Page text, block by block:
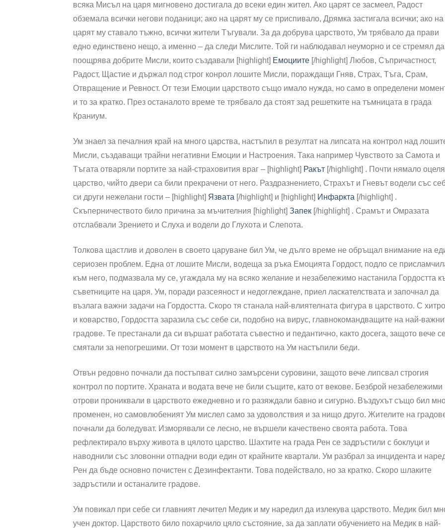
всяка Мисъл на царя мигновено достигала до всеки един жител. Ако царят се засмеел, Радост
обземала всички негови поданици; ако на царят му се приспивало, Дрямка застигала всички; ако на
царят му ставало тъжно, всички жители Тъгували. За да добрува царството, Ум трябвало да прави
едно единствено нещо, а именно – да следи Мислите. Той ги наблюдавал неуморно и се стремял да
поощрява добрите Мисли, които създавали [highlight] Емоциите [/highlight] Любов, Съпричастност,
Радост, Щастие и държал под строг конрол лошите Мисли, пораждащи Гняв, Страх, Тъга, Срам,
Отвращение и Ревност. От тези Емоции царството също имало нужда, но само в определени
и то за кратко. През останалото време те трябвало да стоят зад решетките на тъмницата в града
Краниум.
Ум знаел за печалния край на много царства, настъпил в резултат на липсата на контрол над
Мисли, създаващи трайни негативни Емоции и Настроения. Така например Чувството за Самота и
Тъгата отваряли портите за най-страховития враг – [highlight] Ракът [/highlight] . Почти нямало
царство, чийто двери са били прекрачени от него. Раздразнението, Страхът и Гневът водели със
си други нежелани гости – [highlight] Язвата [/highlight] и [highlight] Инфаркта [/highlight] .
Скъперничеството било причина за мъчителния [highlight] Запек [/highlight] . Срамът и Омразата
отслабвали Зрението и Слуха и водели до Глухота и Слепота.
Толкова щастлив и доволен в своето царуване бил Ум, че дълго време не обръщал внимание на
сериозен проблем. Една от лошите Мисли, водеща за ръка Емоцията Гордост, подло се
към него, подмазвала му се, угаждала му на всяко желание и незабележимо настанила Гордостта
съветниците на царя. Ум, поради разсеяност и недоглеждане, приел ласкателствата и започнал да
възлага важни задачи на Гордостта. Скоро тя станала най-влиятелната фигура в царството. С
и коварство, Гордостта заразила със себе си, подобно на вирус, главнокомандващите на най-
градове. Те престанали да си вършат работата съвестно и педантично, както досега, защото вече се
смятали за непогрешими. От този момент в царството на Ум настъпили беди.
Отвън редовно почнали да постъпват силно замърсени суровини, защото вече липсвал строгия
контрол по портите. Храната и водата вече не били същите, като от векове. Безброй незабележими
отрови прониквали в царството ежедневно и го разяждали бавно и сигурно. Въздухът също бил
променен, но самовлюбеният Ум мислел само за удоволствия и за нищо друго. Жителите на
почнали да боледуват. Изморявали се лесно, не вършели качествено своята работа. Това
рефлектирало върху живота в цялото царство. Шахтите на града Рен се задръстили с боклуци и
наводнили със зловонни отпадни води един от крайните квартали. Ум разбрал за инцидента и
Рен да бъде основно почистен с Дезинфектанти. Това подействало, но за кратко. Скоро шлаките
задръстили и останалите градове.
Ум повикал при себе си главният лечител Медик и му наредил да излекува царството. Медик бил
учен доктор. Царството било похарчило цяло състояние, за да заплати обучението на Медик в най-